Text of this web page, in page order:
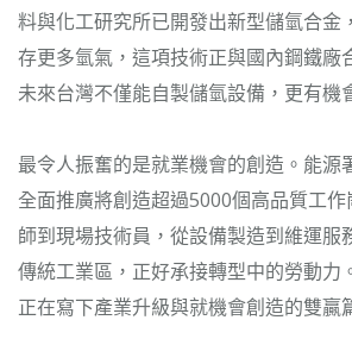
料與化工研究所已開發出新型儲氫合金
存更多氫氣，這項技術正與國內鋼鐵廠
未來台灣不僅能自製儲氫設備，更有機
最令人振奮的是就業機會的創造。能源
全面推廣將創造超過5000個高品質工
師到現場技術員，從設備製造到維運服
傳統工業區，正好承接轉型中的勞動力
正在寫下產業升級與就機會創造的雙贏